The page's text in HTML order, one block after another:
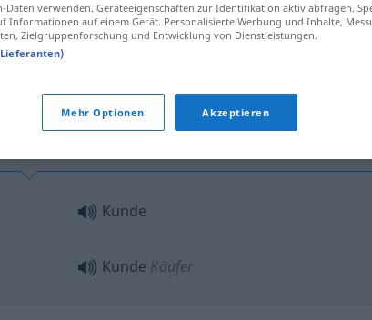
Kunde
Kunde Käufer
Daten verwenden. Geräteeigenschaften zur Identifikation aktiv abfragen.
Informationen auf einem Gerät. Personalisierte Werbung und Inhalte,
Zielgruppenforschung und Entwicklung von Dienstleistungen.
Mehr Optionen Akzeptieren